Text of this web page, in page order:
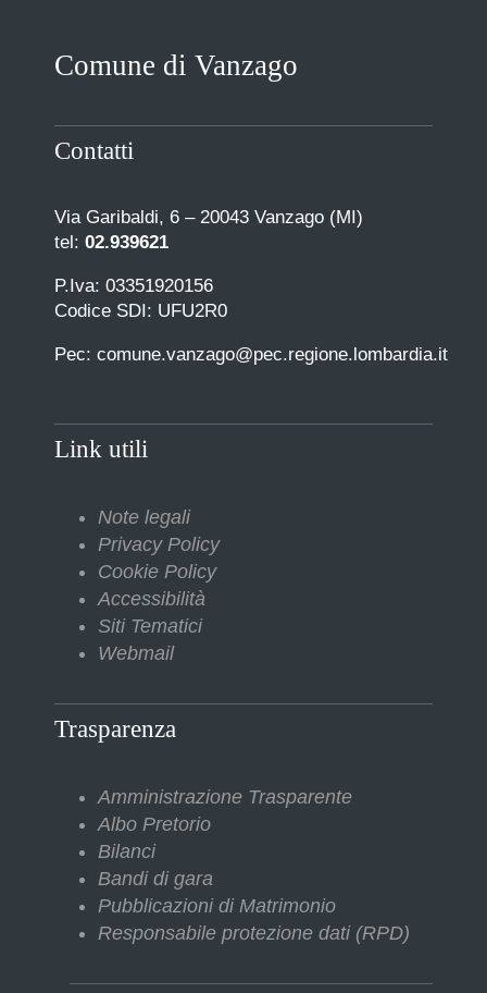
Comune di Vanzago
Contatti
Via Garibaldi, 6 – 20043 Vanzago (MI)
tel: 02.939621
P.Iva: 03351920156
Codice SDI: UFU2R0
Pec: comune.vanzago@pec.regione.lombardia.it
Link utili
Note legali
Privacy Policy
Cookie Policy
Accessibilità
Siti Tematici
Webmail
Trasparenza
Amministrazione Trasparente
Albo Pretorio
Bilanci
Bandi di gara
Pubblicazioni di Matrimonio
Responsabile protezione dati (RPD)